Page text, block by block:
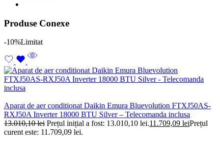
Produse Conexe
-10%Limitat
Aparat de aer conditionat Daikin Emura Bluevolution FTXJ50AS-
RXJ50A Inverter 18000 BTU Silver – Telecomanda inclusa
13.010,10lei Prețul inițial a fost: 13.010,10 lei.11.709,09 leiPrețul
curent este: 11.709,09 lei.